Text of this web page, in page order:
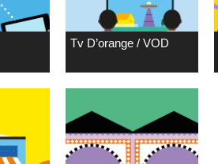
Tv D’orange / VOD